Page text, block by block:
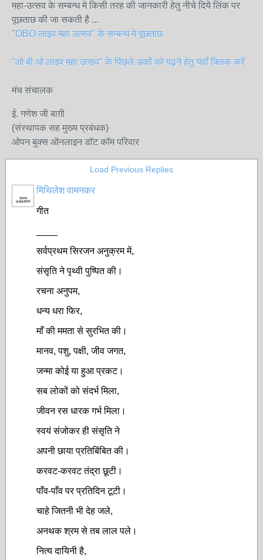
महा-उत्सव के सम्बन्ध मे किसी तरह की जानकारी हेतु नीचे दिये लिंक पर
पूछताछ की जा सकती है ...
"OBO लाइव महा उत्सव" के सम्बन्ध मे पूछताछ
"ओ बी ओ लाइव महा उत्सव" के पिछ्ले अंकों को पढ़ने हेतु यहाँ क्लिक करें
मंच संचालक
ई. गणेश जी बाग़ी
(संस्थापक सह मुख्य प्रबंधक)
ओपन बुक्स ऑनलाइन डॉट कॉम परिवार
Load Previous Replies
सदस्य
कार्यकारिणी
मिथिलेश वामनकर
गीत
सर्वप्रथम सिरजन अनुक्रम में,
संसृति ने पृथ्वी पुष्पित की।
रचना अनुपम,
धन्य धरा फिर,
माँ की ममता से सुरभित की।
मानव, पशु, पक्षी, जीव जगत,
जन्मा कोई या हुआ प्रकट।
सब लोकों को संदर्भ मिला,
जीवन रस धारक गर्भ मिला।
स्वयं संजोकर ही संसृति ने
अपनी छाया प्रतिबिंबित की।
करवट-करवट तंद्रा छूटी।
पाँव-पाँव पर प्रतिदिन टूटी।
चाहे जितनी भी देह जले,
अनथक श्रम से तब लाल पले।
नित्य दायिनी है,